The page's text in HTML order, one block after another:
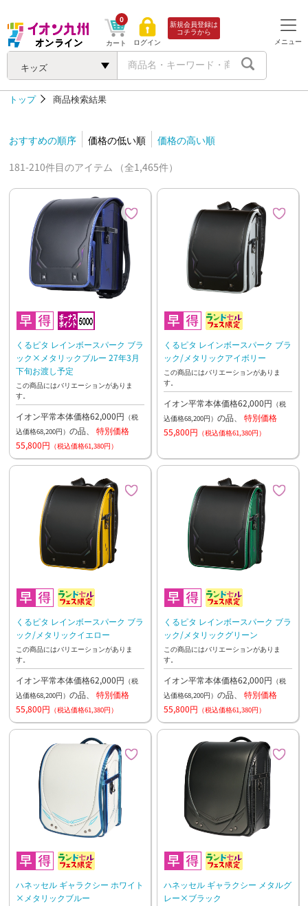
キッズ
カート
0
ログイン
新規会員登録は
コチラから
メニュー
トップ 商品検索結果
おすすめの順序 価格の低い順
価格の高い順
181-210件目のアイテム （全1,465件）
くるピタ レインボースパーク ブラ
ック×メタリックブルー 27年3月
下旬お渡し予定
この商品にはバリエーションがありま
す。
イオン平常本体価格62,000円 （税
込価格68,200円） の品、 特別価格
55,800円 （税込価格61,380円）
くるピタ レインボースパーク ブラ
ック/メタリックアイボリー
この商品にはバリエーションがありま
す。
イオン平常本体価格62,000円 （税
込価格68,200円） の品、 特別価格
55,800円 （税込価格61,380円）
くるピタ レインボースパーク ブラ
ック/メタリックイエロー
この商品にはバリエーションがありま
す。
イオン平常本体価格62,000円 （税
込価格68,200円） の品、 特別価格
55,800円 （税込価格61,380円）
くるピタ レインボースパーク ブラ
ック/メタリックグリーン
この商品にはバリエーションがありま
す。
イオン平常本体価格62,000円 （税
込価格68,200円） の品、 特別価格
55,800円 （税込価格61,380円）
ハネッセル ギャラクシー ホワイト
×メタリックブルー
ハネッセル ギャラクシー メタルグ
レー×ブラック